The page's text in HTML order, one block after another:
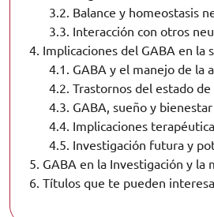
3.2. Balance y homeostasis
3.3. Interacción con otros
4. Implicaciones del GABA en la
4.1. GABA y el manejo de la
4.2. Trastornos del estado de
4.3. GABA, sueño y
4.4. Implicaciones
4.5. Investigación futura y
5. GABA en la Investigación y la
6. Títulos que te pueden